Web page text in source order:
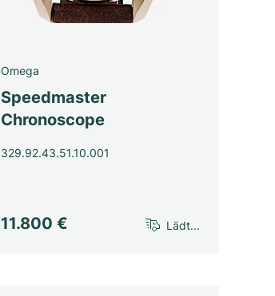
Omega
Speedmaster
Chronoscope
329.92.43.51.10.001
11.800 € Lädt...